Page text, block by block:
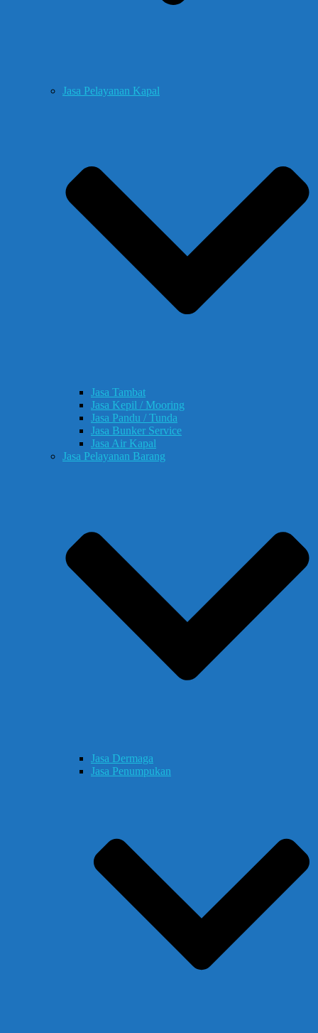
Jasa Pelayanan Kapal
Jasa Tambat
Jasa Kepil / Mooring
Jasa Pandu / Tunda
Jasa Bunker Service
Jasa Air Kapal
Jasa Pelayanan Barang
Jasa Dermaga
Jasa Penumpukan